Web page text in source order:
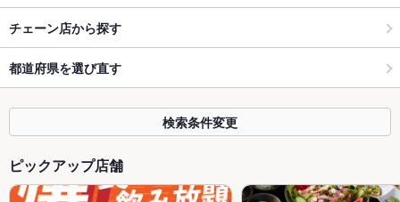
チェーン店から探す
都道府県を選び直す
検索条件変更
ピックアップ店舗